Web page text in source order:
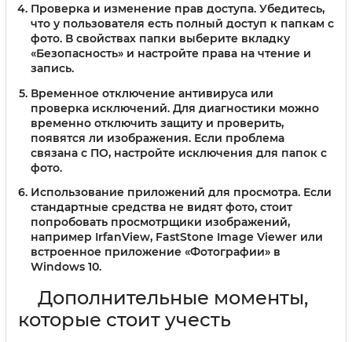
Проверка и изменение прав доступа. Убедитесь,
что у пользователя есть полный доступ к папкам с
фото. В свойствах папки выберите вкладку
«Безопасность» и настройте права на чтение и
запись.
Временное отключение антивируса или
проверка исключений. Для диагностики можно
временно отключить защиту и проверить,
появятся ли изображения. Если проблема
связана с ПО, настройте исключения для папок с
фото.
Использование приложений для просмотра. Если
стандартные средства не видят фото, стоит
попробовать просмотрщики изображений,
например IrfanView, FastStone Image Viewer или
встроенное приложение «Фотографии» в
Windows 10.
Дополнительные моменты,
которые стоит учесть